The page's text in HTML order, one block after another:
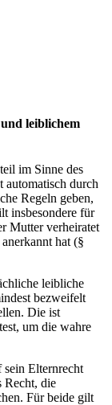
leiblichem
im Sinne des
automatisch durch
Regeln geben,
insbesondere für
Mutter verheiratet
hat (§
leibliche
bezweifelt
Die ist
um die wahre
sein Elternrecht
Recht, die
Für beide gilt